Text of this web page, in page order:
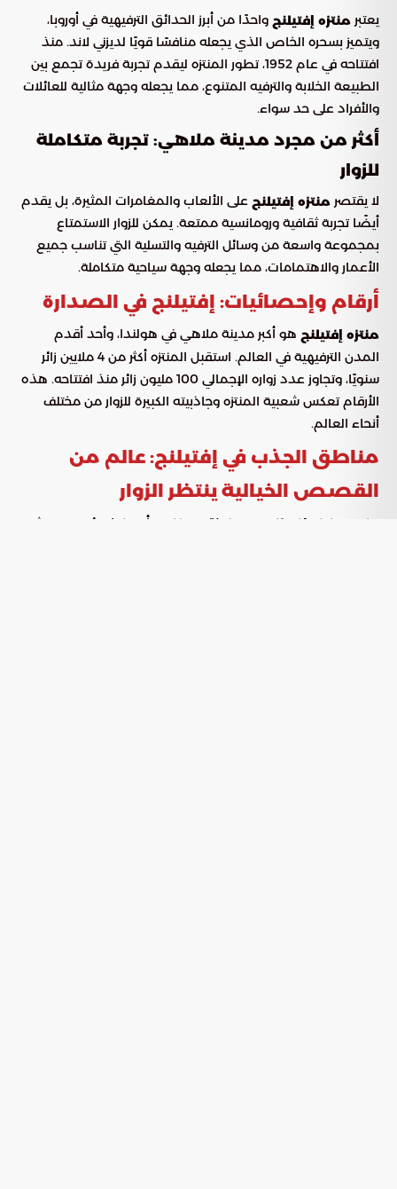
يعتبر منتزه إفتيلنج واحدًا من أبرز الحدائق الترفيهية في أوروبا،
ويتميز بسحره الخاص الذي يجعله منافسًا قويًا لديزني لاند. منذ
افتتاحه في عام 1952، تطور المنتزه ليقدم تجربة فريدة تجمع بين
الطبيعة الخلابة والترفيه المتنوع، مما يجعله وجهة مثالية للعائلات
والأفراد على حد سواء.
أكثر من مجرد مدينة ملاهي: تجربة متكاملة
للزوار
لا يقتصر منتزه إفتيلنج على الألعاب والمغامرات المثيرة، بل يقدم
أيضًا تجربة ثقافية ورومانسية ممتعة. يمكن للزوار الاستمتاع
بمجموعة واسعة من وسائل الترفيه والتسلية التي تناسب جميع
الأعمار والاهتمامات، مما يجعله وجهة سياحية متكاملة.
أرقام وإحصائيات: إفتيلنج في الصدارة
منتزه إفتيلنج هو أكبر مدينة ملاهي في هولندا، وأحد أقدم
المدن الترفيهية في العالم. استقبل المنتزه أكثر من 4 ملايين زائر
سنويًا، وتجاوز عدد زواره الإجمالي 100 مليون زائر منذ افتتاحه. هذه
الأرقام تعكس شعبية المنتزه وجاذبيته الكبيرة للزوار من مختلف
أنحاء العالم.
مناطق الجذب في إفتيلنج: عالم من
القصص الخيالية ينتظر الزوار
يتكون منتزه إفتيلنج
من منطقة مركزية وأربع نواحٍ رئيسية، حيث